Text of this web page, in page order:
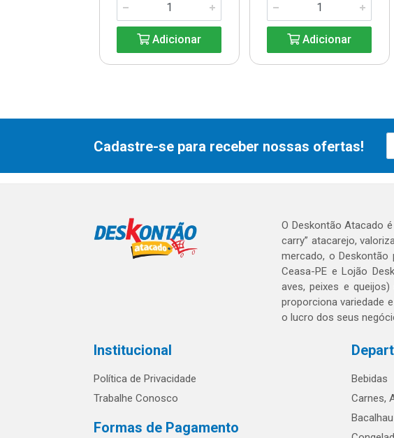
Adicionar Adicionar
Cadastre-se para receber nossas ofertas!
O Deskontão Atacado
carry” atacarejo,
mercado, o Deskontão
Ceasa-PE e Lojão
aves, peixes e
proporciona variedade
o lucro dos seus
Institucional
Política de Privacidade
Trabalhe Conosco
Formas de Pagamento
Bebidas
Carnes,
Bacalhau